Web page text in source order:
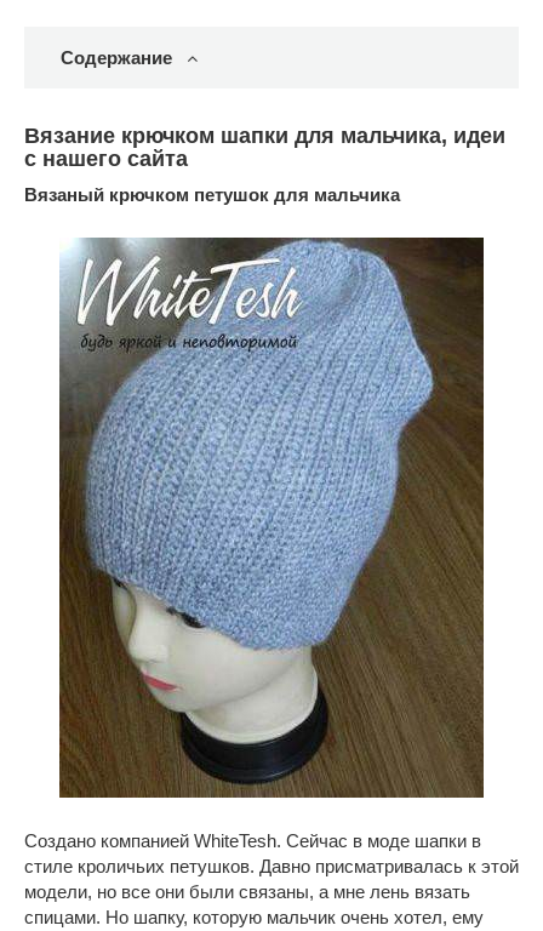
Содержание
Вязание крючком шапки для мальчика, идеи
с нашего сайта
Вязаный крючком петушок для мальчика
Создано компанией WhiteTesh. Сейчас в моде шапки в
стиле кроличьих петушков. Давно присматривалась к этой
модели, но все они были связаны, а мне лень вязать
спицами. Но шапку, которую мальчик очень хотел, ему